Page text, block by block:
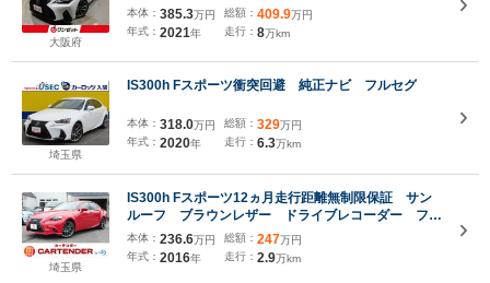
大阪府
リアランスソナー レーンキープ ブラインドスポッ
トモニタ パーキングサポート メーカーナビゲーシ
ョン 純正19インチAW
本体： 385.3万円
年式： 2021年
総額： 409.9万円
走行： 8万km
埼玉県
IS300h Fスポーツ衝突回避 純正ナビ フルセグ
本体： 318.0万円
年式： 2020年
総額： 329万円
走行： 6.3万km
埼玉県
IS300h Fスポーツ12ヵ月走行距離無制限保証 サン
ルーフ ブラウンレザー ドライブレコーダー フル
セグTV ETC バックカメラ ナビ TV アルミ
ホイール オートライト シートヒーター
本体： 236.6万円
年式： 2016年
総額： 247万円
走行： 2.9万km